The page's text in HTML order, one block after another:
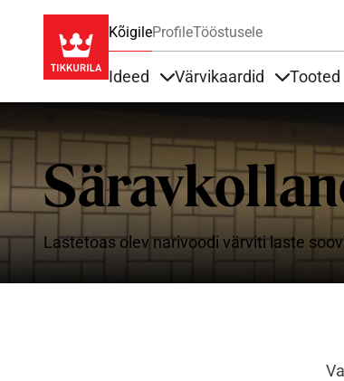
KõigileProfileTööstusele
Ideed Värvikaardid Tooted
Lastetoas olev narivoodi värviti laste